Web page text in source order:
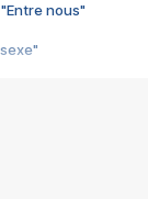
nous"